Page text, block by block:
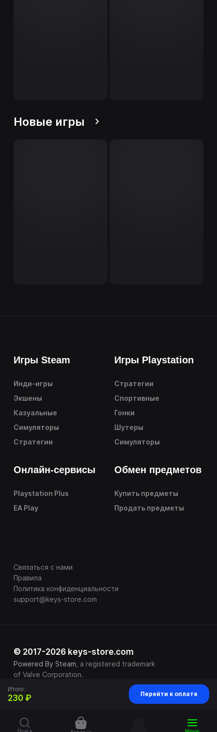
Поиск Меню
Итого:
230 ₽ Перейти к оплате
Новые игры
Игры Steam
Инди-игры
Экшены
Казуальные
Симуляторы
Стратегии
Игры Playstation
Стратегии
Спортивные
Гонки
Шутеры
Симуляторы
Онлайн-сервисы
Playstation Plus
EA Play
Обмен предметов
Купить предметы
Продать предметы
Связаться с нами
Правила
Политика конфиденциальности
support@keys-store.com
© 2017-2026 keys-store.com
Powered By Steam , a registered trademark
of Valve Corporation.